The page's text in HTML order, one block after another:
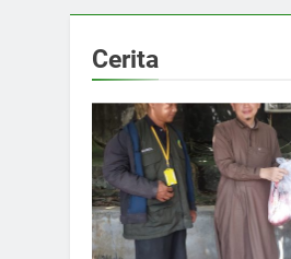
Cerita